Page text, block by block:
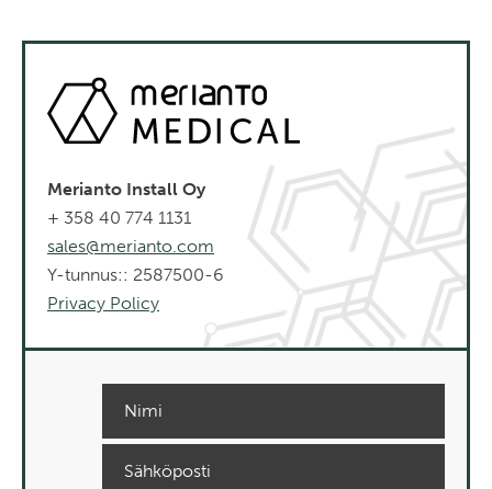
Merianto Install Oy
+ 358 40 774 1131
sales@merianto.com
Y-tunnus:: 2587500-6
Privacy Policy